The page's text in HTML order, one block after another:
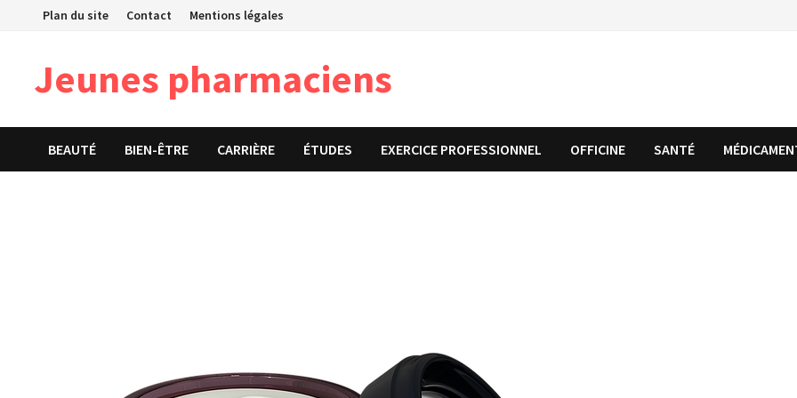
Plan du site Contact Mentions légales
Jeunes pharmaciens
BEAUTÉ BIEN-ÊTRE CARRIÈRE ÉTUDES EXERCICE PROFESSIONNEL OFFICINE SANTÉ